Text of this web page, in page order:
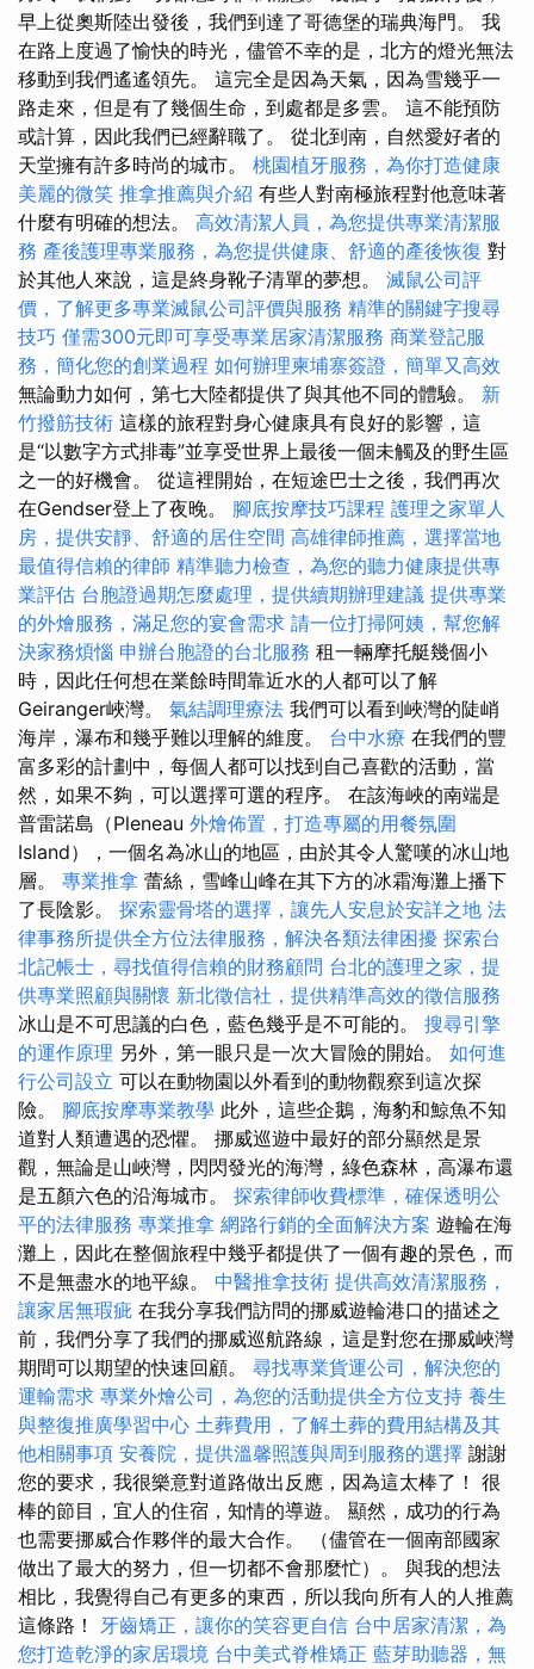
早上從奧斯陸出發後，我們到達了哥德堡的瑞典海門。 我
在路上度過了愉快的時光，儘管不幸的是，北方的燈光無法
移動到我們遙遙領先。 這完全是因為天氣，因為雪幾乎一
路走來，但是有了幾個生命，到處都是多雲。 這不能預防
或計算，因此我們已經辭職了。 從北到南，自然愛好者的
天堂擁有許多時尚的城市。 桃園植牙服務，為你打造健康
美麗的微笑 推拿推薦與介紹 有些人對南極旅程對他意味著
什麼有明確的想法。 高效清潔人員，為您提供專業清潔服
務 產後護理專業服務，為您提供健康、舒適的產後恢復 對
於其他人來說，這是終身靴子清單的夢想。 滅鼠公司評
價，了解更多專業滅鼠公司評價與服務 精準的關鍵字搜尋
技巧 僅需300元即可享受專業居家清潔服務 商業登記服
務，簡化您的創業過程 如何辦理柬埔寨簽證，簡單又高效
無論動力如何，第七大陸都提供了與其他不同的體驗。 新
竹撥筋技術 這樣的旅程對身心健康具有良好的影響，這
是“以數字方式排毒”並享受世界上最後一個未觸及的野生區
之一的好機會。 從這裡開始，在短途巴士之後，我們再次
在Gendser登上了夜晚。 腳底按摩技巧課程 護理之家單人
房，提供安靜、舒適的居住空間 高雄律師推薦，選擇當地
最值得信賴的律師 精準聽力檢查，為您的聽力健康提供專
業評估 台胞證過期怎麼處理，提供續期辦理建議 提供專業
的外燴服務，滿足您的宴會需求 請一位打掃阿姨，幫您解
決家務煩惱 申辦台胞證的台北服務 租一輛摩托艇幾個小
時，因此任何想在業餘時間靠近水的人都可以了解
Geiranger峽灣。 氣結調理療法 我們可以看到峽灣的陡峭
海岸，瀑布和幾乎難以理解的維度。 台中水療 在我們的豐
富多彩的計劃中，每個人都可以找到自己喜歡的活動，當
然，如果不夠，可以選擇可選的程序。 在該海峽的南端是
普雷諾島（Pleneau 外燴佈置，打造專屬的用餐氛圍
Island），一個名為冰山的地區，由於其令人驚嘆的冰山地
層。 專業推拿 蕾絲，雪峰山峰在其下方的冰霜海灘上播下
了長陰影。 探索靈骨塔的選擇，讓先人安息於安詳之地 法
律事務所提供全方位法律服務，解決各類法律困擾 探索台
北記帳士，尋找值得信賴的財務顧問 台北的護理之家，提
供專業照顧與關懷 新北徵信社，提供精準高效的徵信服務
冰山是不可思議的白色，藍色幾乎是不可能的。 搜尋引擎
的運作原理 另外，第一眼只是一次大冒險的開始。 如何進
行公司設立 可以在動物園以外看到的動物觀察到這次探
險。 腳底按摩專業教學 此外，這些企鵝，海豹和鯨魚不知
道對人類遭遇的恐懼。 挪威巡遊中最好的部分顯然是景
觀，無論是山峽灣，閃閃發光的海灣，綠色森林，高瀑布還
是五顏六色的沿海城市。 探索律師收費標準，確保透明公
平的法律服務 專業推拿 網路行銷的全面解決方案 遊輪在海
灘上，因此在整個旅程中幾乎都提供了一個有趣的景色，而
不是無盡水的地平線。 中醫推拿技術 提供高效清潔服務，
讓家居無瑕疵 在我分享我們訪問的挪威遊輪港口的描述之
前，我們分享了我們的挪威巡航路線，這是對您在挪威峽灣
期間可以期望的快速回顧。 尋找專業貨運公司，解決您的
運輸需求 專業外燴公司，為您的活動提供全方位支持 養生
與整復推廣學習中心 土葬費用，了解土葬的費用結構及其
他相關事項 安養院，提供溫馨照護與周到服務的選擇 謝謝
您的要求，我很樂意對道路做出反應，因為這太棒了！ 很
棒的節目，宜人的住宿，知情的導遊。 顯然，成功的行為
也需要挪威合作夥伴的最大合作。 （儘管在一個南部國家
做出了最大的努力，但一切都不會那麼忙）。 與我的想法
相比，我覺得自己有更多的東西，所以我向所有人的人推薦
這條路！ 牙齒矯正，讓你的笑容更自信 台中居家清潔，為
您打造乾淨的家居環境 台中美式脊椎矯正 藍芽助聽器，無